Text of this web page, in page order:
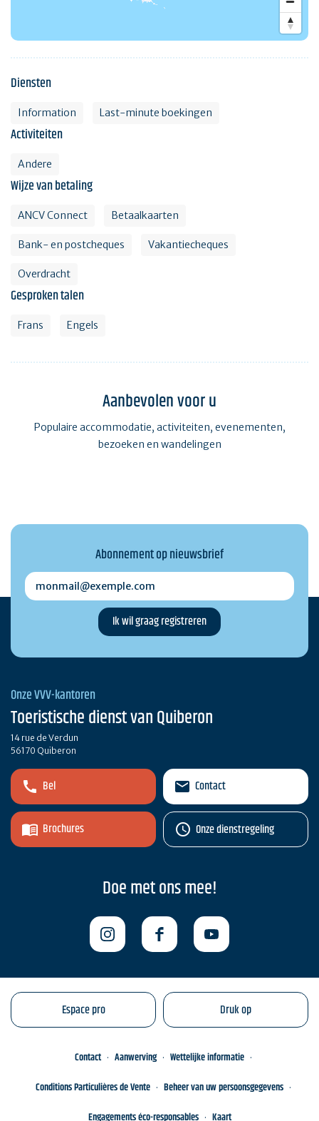
Diensten
Information Last-minute boekingen
Activiteiten
Andere
Wijze van betaling
ANCV Connect Betaalkaarten
Bank- en postcheques Vakantiecheques
Overdracht
Gesproken talen
Frans Engels
Aanbevolen voor u
Populaire accommodatie, activiteiten, evenementen,
bezoeken en wandelingen
Abonnement op nieuwsbrief
monmail@exemple.com
Onze VVV-kantoren
Toeristische dienst van Quiberon
14 rue de Verdun
56170 Quiberon
Bel
Brochures
Contact
Onze dienstregeling
Doe met ons mee!
Espace pro Druk op
Contact Aanwerving
Wettelijke informatie
Conditions Particulières de Vente
Beheer van uw persoonsgegevens
Engagements éco-responsables
Kaart